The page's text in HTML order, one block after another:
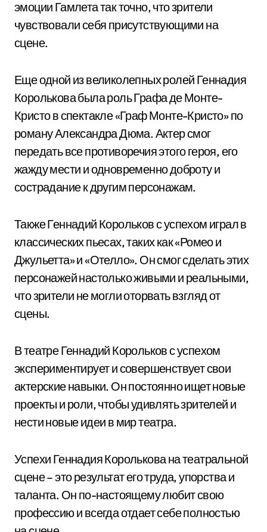
эмоции Гамлета так точно, что зрители
чувствовали себя присутствующими на
сцене.
Еще одной из великолепных ролей Геннадия
Королькова была роль Графа де Монте-
Кристо в спектакле «Граф Монте-Кристо» по
роману Александра Дюма. Актер смог
передать все противоречия этого героя, его
жажду мести и одновременно доброту и
сострадание к другим персонажам.
Также Геннадий Корольков с успехом играл в
классических пьесах, таких как «Ромео и
Джульетта» и «Отелло». Он смог сделать этих
персонажей настолько живыми и реальными,
что зрители не могли оторвать взгляд от
сцены.
В театре Геннадий Корольков с успехом
экспериментирует и совершенствует свои
актерские навыки. Он постоянно ищет новые
проекты и роли, чтобы удивлять зрителей и
нести новые идеи в мир театра.
Успехи Геннадия Королькова на театральной
сцене – это результат его труда, упорства и
таланта. Он по-настоящему любит свою
профессию и всегда отдает себе полностью